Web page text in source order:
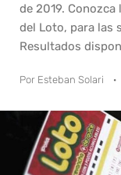
de 2019.
del Loto, para las
Resultados
Por Esteban Solari ·